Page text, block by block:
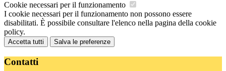
Cookie necessari per il funzionamento
I cookie necessari per il funzionamento non possono essere
disabilitati. È possibile consultare l'elenco nella pagina della cookie
policy.
Accetta tutti Salva le preferenze
Contatti